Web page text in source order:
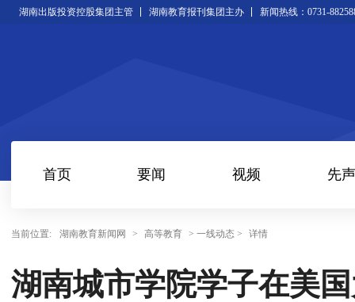
湖南出版投资控股集团主管 湖南教育报刊集团主办 新闻热线：0731-
首页 要闻 视频 先声
当前位置: 湖南教育新闻网 > 高等教育 > 一线动态 > 详情
湖南城市学院学子在美